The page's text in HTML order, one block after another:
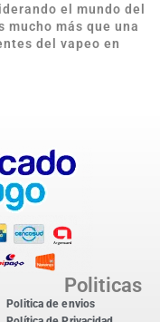
el mundo del
mucho más que una
del vapeo en
Politicas
Politica de envios